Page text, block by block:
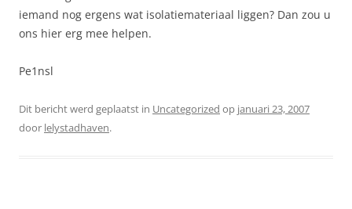
iemand nog ergens wat isolatiemateriaal liggen? Dan zou u
ons hier erg mee helpen.
Pe1nsl
Dit bericht werd geplaatst in Uncategorized op januari 23, 2007
door lelystadhaven.